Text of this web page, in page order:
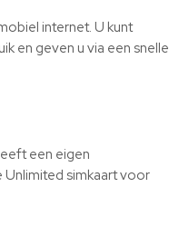
internet. U kunt
en geven u via een snelle
een eigen
Unlimited simkaart voor